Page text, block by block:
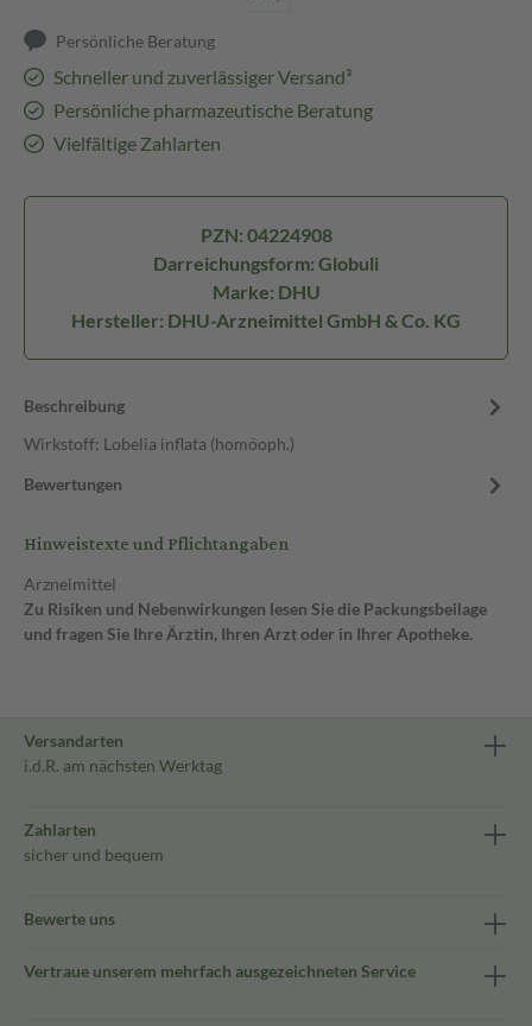
Persönliche Beratung
Schneller und zuverlässiger Versand³
Persönliche pharmazeutische Beratung
Vielfältige Zahlarten
PZN: 04224908
Darreichungsform: Globuli
Marke: DHU
Hersteller: DHU-Arzneimittel GmbH & Co. KG
Beschreibung
Wirkstoff: Lobelia inflata (homöoph.)
Bewertungen
Hinweistexte und Pflichtangaben
Arzneimittel
Zu Risiken und Nebenwirkungen lesen Sie die Packungsbeilage
und fragen Sie Ihre Ärztin, Ihren Arzt oder in Ihrer Apotheke.
Versandarten
i.d.R. am nächsten Werktag
Zahlarten
sicher und bequem
Bewerte uns
Vertraue unserem mehrfach ausgezeichneten Service